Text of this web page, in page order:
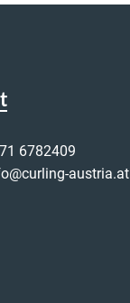
6782409
austria.at